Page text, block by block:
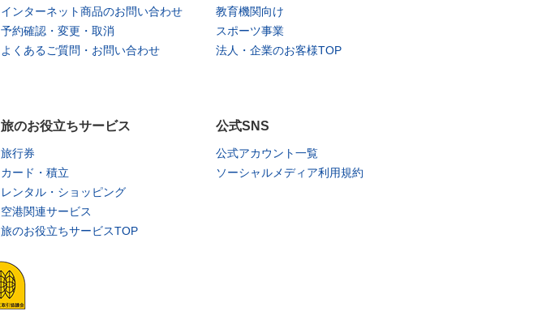
インターネット商品のお問い合わせ
予約確認・変更・取消
よくあるご質問・お問い合わせ
教育機関向け
スポーツ事業
法人・企業のお客様TOP
旅のお役立ちサービス
旅行券
カード・積立
レンタル・ショッピング
空港関連サービス
旅のお役立ちサービスTOP
公式SNS
公式アカウント一覧
ソーシャルメディア利用規約